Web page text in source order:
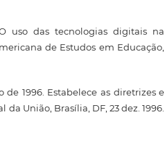
O uso das tecnologias digitais na
de Estudos em Educação,
de 1996. Estabelece as diretrizes e
União, Brasília, DF, 23 dez. 1996.